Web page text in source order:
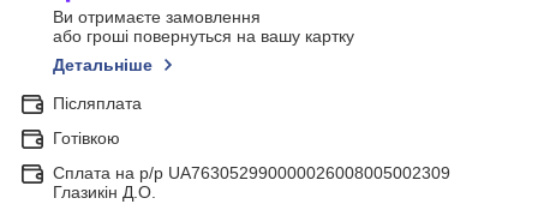
Ви отримаєте замовлення
або гроші повернуться на вашу картку
Детальніше
Післяплата
Готівкою
Сплата на р/р UA763052990000026008005002309
Глазикін Д.О.